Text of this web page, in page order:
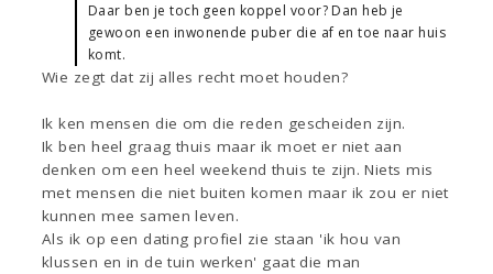
Daar ben je toch geen koppel voor? Dan heb je
gewoon een inwonende puber die af en toe naar huis
komt.
Wie zegt dat zij alles recht moet houden?
Ik ken mensen die om die reden gescheiden zijn.
Ik ben heel graag thuis maar ik moet er niet aan
denken om een heel weekend thuis te zijn. Niets mis
met mensen die niet buiten komen maar ik zou er niet
kunnen mee samen leven.
Als ik op een dating profiel zie staan 'ik hou van
klussen en in de tuin werken' gaat die man